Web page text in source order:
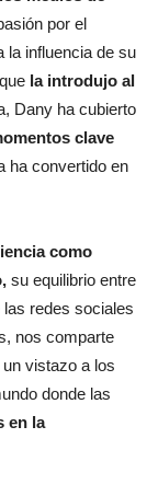
por el
la influencia de su
la introdujo al
Dany ha cubierto
clave
ha convertido en
como
su equilibrio entre
redes sociales
nos comparte
un vistazo a los
donde las
en la